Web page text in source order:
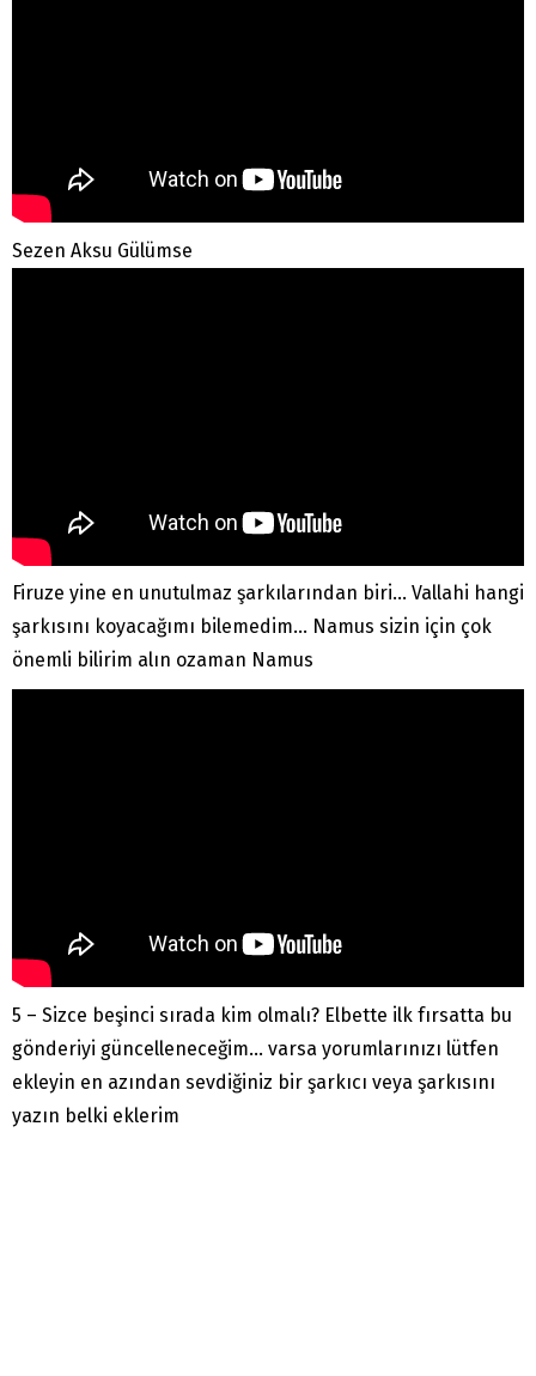
Sezen Aksu Gülümse
Firuze yine en unutulmaz şarkılarından biri… Vallahi hangi
şarkısını koyacağımı bilemedim… Namus sizin için çok
önemli bilirim alın ozaman Namus
5 – Sizce beşinci sırada kim olmalı? Elbette ilk fırsatta bu
gönderiyi güncelleneceğim… varsa yorumlarınızı lütfen
ekleyin en azından sevdiğiniz bir şarkıcı veya şarkısını
yazın belki eklerim